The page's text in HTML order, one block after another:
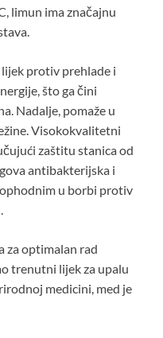
limun ima značajnu
protiv prehlade i
što ga čini
Nadalje, pomaže u
Visokokvalitetni
zaštitu stanica od
antibakterijska i
u borbi protiv
za optimalan rad
trenutni lijek za upalu
medicini, med je